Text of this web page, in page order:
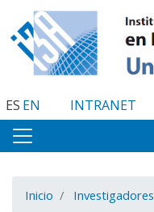
ES EN INTRANET
Inicio Investigadores